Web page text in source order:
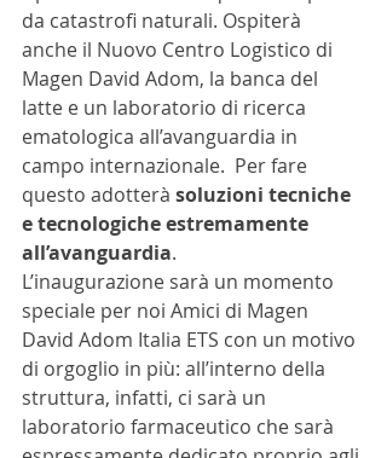
da catastrofi naturali. Ospiterà
anche il Nuovo Centro Logistico di
Magen David Adom, la banca del
latte e un laboratorio di ricerca
ematologica all’avanguardia in
campo internazionale.  Per fare
questo adotterà soluzioni tecniche
e tecnologiche estremamente
all’avanguardia.
L’inaugurazione sarà un momento
speciale per noi Amici di Magen
David Adom Italia ETS con un motivo
di orgoglio in più: all’interno della
struttura, infatti, ci sarà un
laboratorio farmaceutico che sarà